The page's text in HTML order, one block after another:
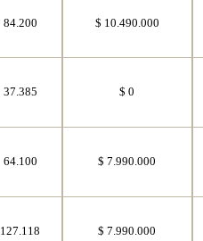
84.200 $ 10.490.000
37.385 $ 0
64.100 $ 7.990.000
127.118 $ 7.990.000